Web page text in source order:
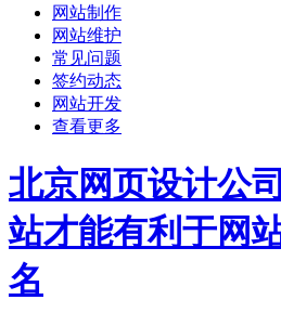
网站制作
网站维护
常见问题
签约动态
网站开发
查看更多
北京网页设计公
站才能有利于网
名